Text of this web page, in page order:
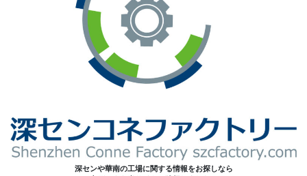
深センや華南の工場に関する情報をお探しなら